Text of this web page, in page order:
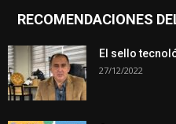
RECOMENDACIONES
El sello
27/12/2022